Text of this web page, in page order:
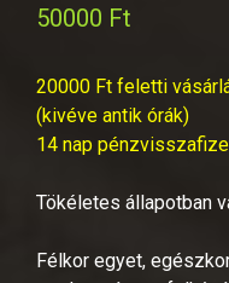
50000 Ft
20000 Ft feletti
(kivéve antik órák)
14 nap
Tökéletes állapotban
Félkor egyet,